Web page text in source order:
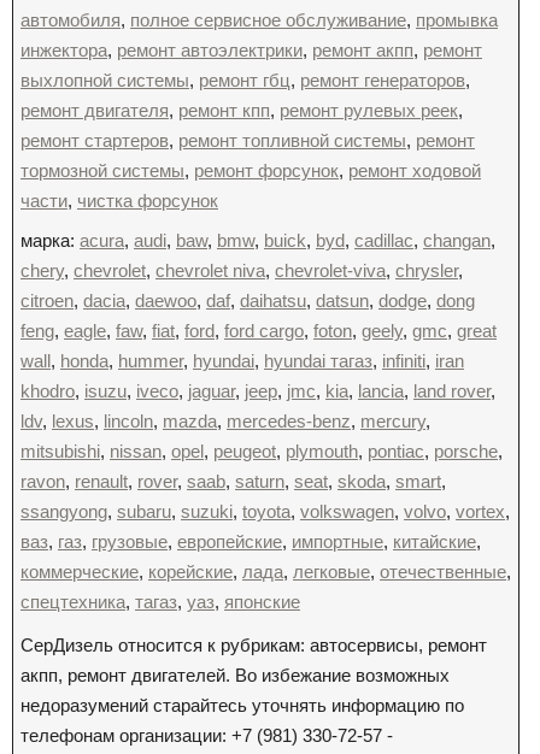
автомобиля, полное сервисное обслуживание, промывка
инжектора, ремонт автоэлектрики, ремонт акпп, ремонт
выхлопной системы, ремонт гбц, ремонт генераторов,
ремонт двигателя, ремонт кпп, ремонт рулевых реек,
ремонт стартеров, ремонт топливной системы, ремонт
тормозной системы, ремонт форсунок, ремонт ходовой
части, чистка форсунок
марка: acura, audi, baw, bmw, buick, byd, cadillac, changan,
chery, chevrolet, chevrolet niva, chevrolet-viva, chrysler,
citroen, dacia, daewoo, daf, daihatsu, datsun, dodge, dong
feng, eagle, faw, fiat, ford, ford cargo, foton, geely, gmc, great
wall, honda, hummer, hyundai, hyundai тагаз, infiniti, iran
khodro, isuzu, iveco, jaguar, jeep, jmc, kia, lancia, land rover,
ldv, lexus, lincoln, mazda, mercedes-benz, mercury,
mitsubishi, nissan, opel, peugeot, plymouth, pontiac, porsche,
ravon, renault, rover, saab, saturn, seat, skoda, smart,
ssangyong, subaru, suzuki, toyota, volkswagen, volvo, vortex,
ваз, газ, грузовые, европейские, импортные, китайские,
коммерческие, корейские, лада, легковые, отечественные,
спецтехника, тагаз, уаз, японские
СерДизель относится к рубрикам: автосервисы, ремонт
акпп, ремонт двигателей. Во избежание возможных
недоразумений старайтесь уточнять информацию по
телефонам организации: +7 (981) 330-72-57 -